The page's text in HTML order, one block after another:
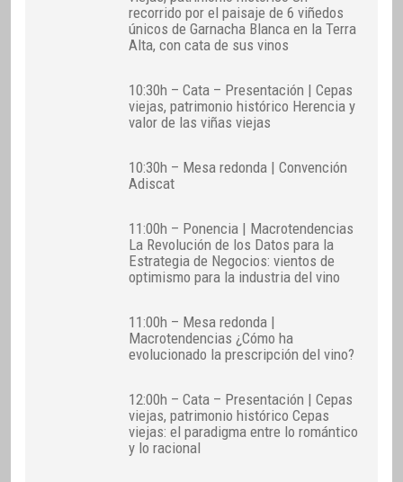
recorrido por el paisaje de 6 viñedos
únicos de Garnacha Blanca en la Terra
Alta, con cata de sus vinos
10:30h – Cata – Presentación | Cepas
viejas, patrimonio histórico Herencia y
valor de las viñas viejas
10:30h – Mesa redonda | Convención
Adiscat
11:00h – Ponencia | Macrotendencias
La Revolución de los Datos para la
Estrategia de Negocios: vientos de
optimismo para la industria del vino
11:00h – Mesa redonda |
Macrotendencias ¿Cómo ha
evolucionado la prescripción del vino?
12:00h – Cata – Presentación | Cepas
viejas, patrimonio histórico Cepas
viejas: el paradigma entre lo romántico
y lo racional